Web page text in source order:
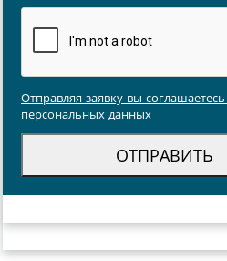
Отправляя заявку вы
персональных данных